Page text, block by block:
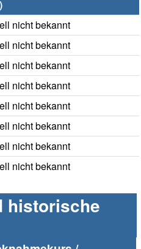
nicht bekannt
nicht bekannt
nicht bekannt
nicht bekannt
nicht bekannt
nicht bekannt
nicht bekannt
nicht bekannt
historische